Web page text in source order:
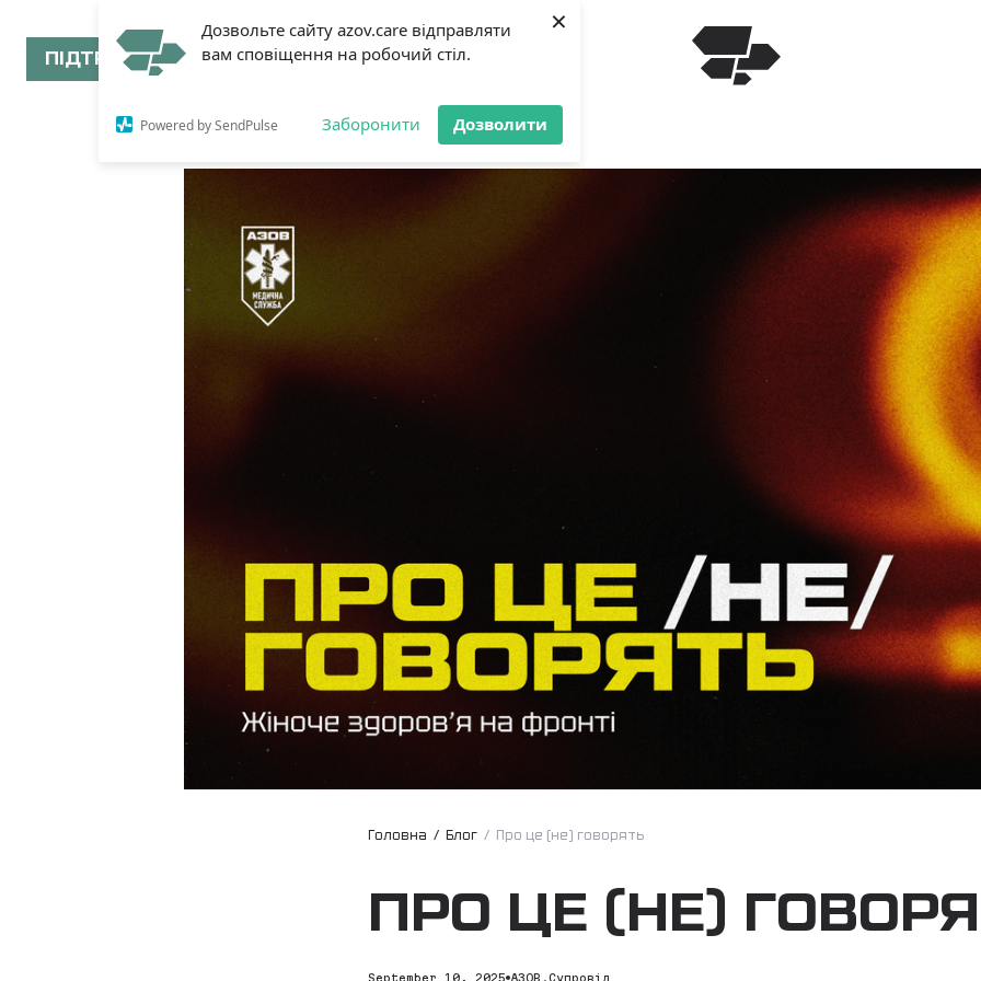
Дозвольте сайту azov.care відправляти
вам сповіщення на робочий стіл.
Powered by SendPulse Заборонити Дозволити
×
ПІДТРИМАТИ
Головна /Блог / Про це (не) говорять
ПРО ЦЕ (НЕ)
September 10, 2025 АЗОВ.Супровід